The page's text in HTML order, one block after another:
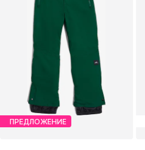
ПРЕДЛОЖЕНИЕ